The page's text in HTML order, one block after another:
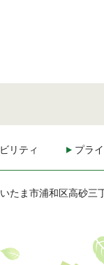
リティ プラ
たま市浦和区高砂三